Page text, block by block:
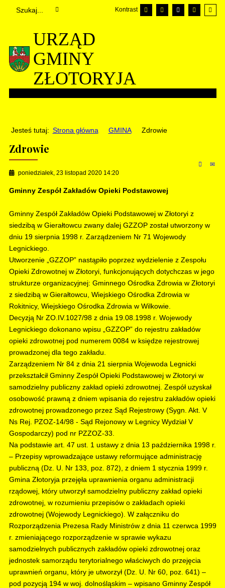
Kontrast
URZĄD
GMINY
ZŁOTORYJA
Jesteś tutaj: Strona główna GMINA Zdrowie
Zdrowie
poniedziałek, 23 listopad 2020 14:20
Gminny Zespół Zakładów Opieki Podstawowej
Gminny Zespół Zakładów Opieki Podstawowej w Złotoryi z
siedzibą w Gierałtowcu zwany dalej GZZOP został utworzony w
dniu 19 sierpnia 1998 r. Zarządzeniem Nr 71 Wojewody
Legnickiego.
Utworzenie „GZZOP” nastąpiło poprzez wydzielenie z Zespołu
Opieki Zdrowotnej w Złotoryi, funkcjonujących dotychczas w jego
strukturze organizacyjnej: Gminnego Ośrodka Zdrowia w Złotoryi
z siedzibą w Gierałtowcu, Wiejskiego Ośrodka Zdrowia w
Rokitnicy, Wiejskiego Ośrodka Zdrowia w Wilkowie.
Decyzją Nr ZO.IV.1027/98 z dnia 19.08.1998 r. Wojewody
Legnickiego dokonano wpisu „GZZOP” do rejestru zakładów
opieki zdrowotnej pod numerem 0084 w księdze rejestrowej
prowadzonej dla tego zakładu.
Zarządzeniem Nr 84 z dnia 21 sierpnia Wojewoda Legnicki
przekształcił Gminny Zespół Opieki Podstawowej w Złotoryi w
samodzielny publiczny zakład opieki zdrowotnej. Zespół uzyskał
osobowość prawną z dniem wpisania do rejestru zakładów opieki
zdrowotnej prowadzonego przez Sąd Rejestrowy (Sygn. Akt. V
Ns Rej. PZOZ-14/98 - Sąd Rejonowy w Legnicy Wydział V
Gospodarczy) pod nr PZZOZ-33.
Na podstawie art. 47 ust. 1 ustawy z dnia 13 października 1998 r.
– Przepisy wprowadzające ustawy reformujące administrację
publiczną (Dz. U. Nr 133, poz. 872), z dniem 1 stycznia 1999 r.
Gmina Złotoryja przejęła uprawnienia organu administracji
rządowej, który utworzył samodzielny publiczny zakład opieki
zdrowotnej, w rozumieniu przepisów o zakładach opieki
zdrowotnej (Wojewody Legnickiego). W załączniku do
Rozporządzenia Prezesa Rady Ministrów z dnia 11 czerwca 1999
r. zmieniającego rozporządzenie w sprawie wykazu
samodzielnych publicznych zakładów opieki zdrowotnej oraz
jednostek samorządu terytorialnego właściwych do przejęcia
uprawnień organu, który je utworzył (Dz. U. Nr 60, poz. 641) –
pod pozycją 194 w woj. dolnośląskim – wpisano Gminny Zespół